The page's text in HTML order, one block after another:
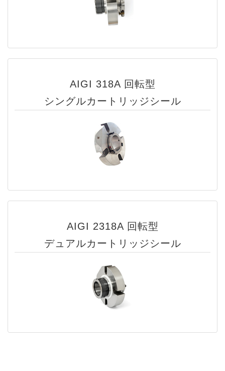
AIGI 318A 回転型
シングルカートリッジシール
AIGI 2318A 回転型
デュアルカートリッジシール